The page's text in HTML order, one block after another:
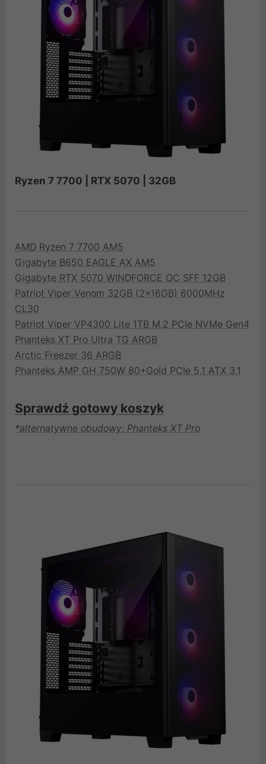
Ryzen 7 7700 | RTX 5070 | 32GB
AMD Ryzen 7 7700 AM5
Gigabyte B650 EAGLE AX AM5
Gigabyte RTX 5070 WINDFORCE OC SFF 12GB
Patriot Viper Venom 32GB (2x16GB) 6000MHz
CL30
Patriot Viper VP4300 Lite 1TB M.2 PCIe NVMe Gen4
Phanteks XT Pro Ultra TG ARGB
Arctic Freezer 36 ARGB
Phanteks AMP GH 750W 80+Gold PCIe 5.1 ATX 3.1
Sprawdź gotowy koszyk
*alternatywne obudowy: Phanteks XT Pro